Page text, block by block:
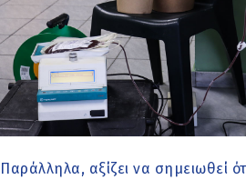
Παράλληλα, αξίζει να σημειωθεί